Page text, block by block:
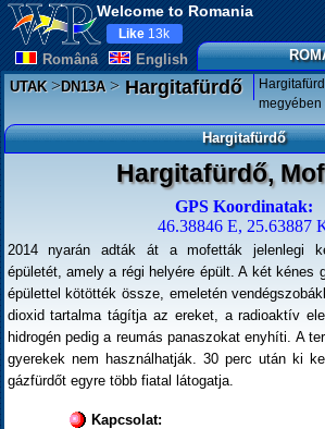
Welcome to Romania
Românã English
Like 13k
UTAK>DN13A>Hargitafürdő
megyében
Hargitafürdő
Hargitafürdő,
GPS Koordinatak:
46.38846 E, 25.63887
2014 nyarán adták át a mofetták jelenlegi
épületét, amely a régi helyére épült. A két kénes
épülettel kötötték össze, emeletén
dioxid tartalma tágítja az ereket, a radioaktív
hidrogén pedig a reumás panaszokat enyhíti. A
gyerekek nem használhatják. 30 perc után ki
gázfürdőt egyre több fiatal látogatja.
Kapcsolat: